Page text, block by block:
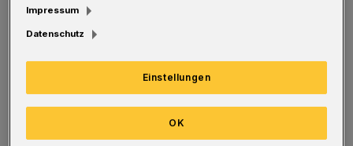
Ein 52-jähriger Mann fuhr mit seinem VW
Golf die Gräfrather Straße in nördlicher
Richtung, als er in die Corneliusstraße
abbiegen wollte. Dabei übersah er aus bislang
ungeklärter Ursache den entgegenkommenden
Impressum
Datenschutz
Einstellungen
OK